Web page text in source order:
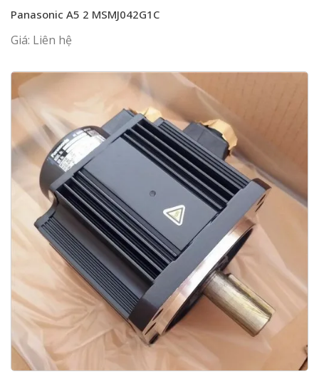
Panasonic A5 2 MSMJ042G1C
Giá: Liên hệ